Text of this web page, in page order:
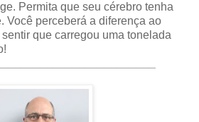
Permita que seu cérebro tenha
Você perceberá a diferença ao
que carregou uma tonelada